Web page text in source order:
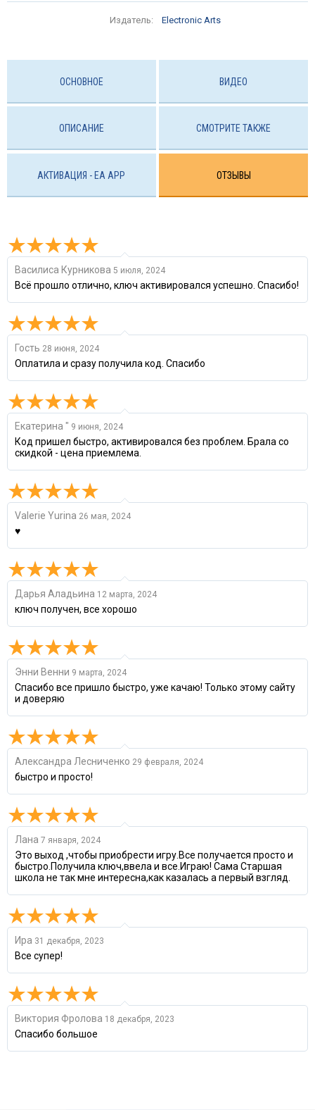
Издатель: Electronic Arts
ОСНОВНОЕ ВИДЕО
ОПИСАНИЕ СМОТРИТЕ ТАКЖЕ
АКТИВАЦИЯ - EA APP ОТЗЫВЫ
Василиса Курникова 5 июля, 2024
Всё прошло отлично, ключ активировался успешно. Спасибо!
Гость 28 июня, 2024
Оплатила и сразу получила код. Спасибо
Екатерина " 9 июня, 2024
Код пришел быстро, активировался без проблем. Брала со
скидкой - цена приемлема.
Valerie Yurina 26 мая, 2024
♥
Дарья Аладьина 12 марта, 2024
ключ получен, все хорошо
Энни Венни 9 марта, 2024
Спасибо все пришло быстро, уже качаю! Только этому сайту
и доверяю
Александра Лесниченко 29 февраля, 2024
быстро и просто!
Лана 7 января, 2024
Это выход ,чтобы приобрести игру.Все получается просто и
быстро.Получила ключ,ввела и все.Играю! Сама Старшая
школа не так мне интересна,как казалась а первый взгляд.
Ира 31 декабря, 2023
Все супер!
Виктория Фролова 18 декабря, 2023
Спасибо большое